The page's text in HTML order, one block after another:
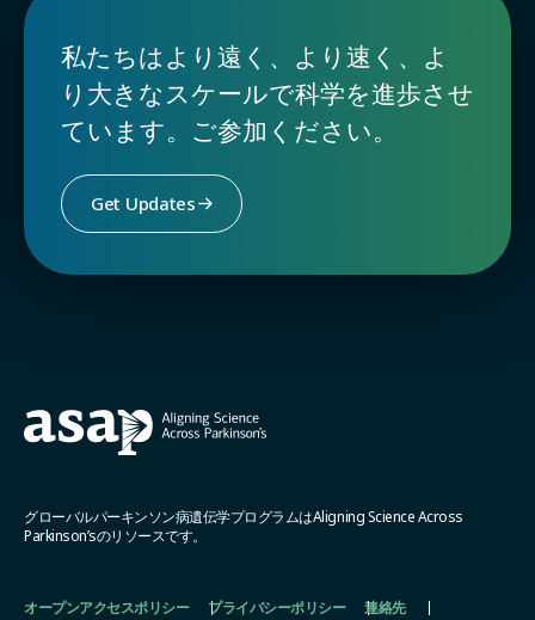
私たちはより遠く、より速く、よ
り大きなスケールで科学を進歩させ
ています。ご参加ください。
Get Updates
グローバルパーキンソン病遺伝学プログラムはAligning Science Across
Parkinson’sのリソースです。
オープンアクセスポリシー プライバシーポリシー 連絡先